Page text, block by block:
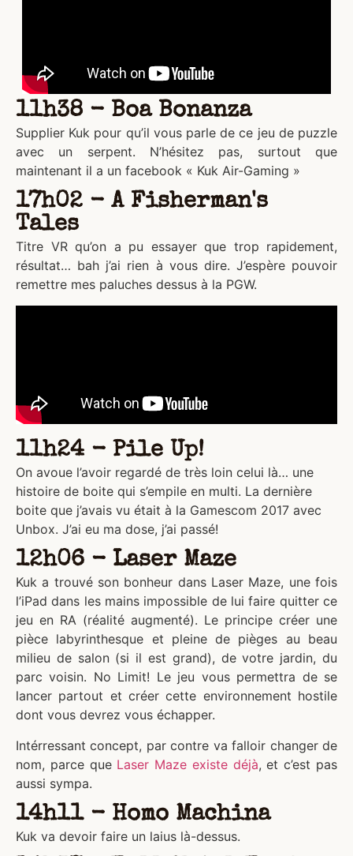
11h38 - Boa Bonanza
Supplier Kuk pour qu’il vous parle de ce jeu de puzzle
avec un serpent. N’hésitez pas, surtout que
maintenant il a un facebook « Kuk Air-Gaming »
17h02 - A Fisherman's
Tales
Titre VR qu’on a pu essayer que trop rapidement,
résultat… bah j’ai rien à vous dire. J’espère pouvoir
remettre mes paluches dessus à la PGW.
11h24 - Pile Up!
On avoue l’avoir regardé de très loin celui là… une
histoire de boite qui s’empile en multi. La dernière
boite que j’avais vu était à la Gamescom 2017 avec
Unbox. J’ai eu ma dose, j’ai passé!
12h06 - Laser Maze
Kuk a trouvé son bonheur dans Laser Maze, une fois
l’iPad dans les mains impossible de lui faire quitter ce
jeu en RA (réalité augmenté). Le principe créer une
pièce labyrinthesque et pleine de pièges au beau
milieu de salon (si il est grand), de votre jardin, du
parc voisin. No Limit! Le jeu vous permettra de se
lancer partout et créer cette environnement hostile
dont vous devrez vous échapper.
Intérressant concept, par contre va falloir changer de
nom, parce que Laser Maze existe déjà, et c’est pas
aussi sympa.
14h11 - Homo Machina
Kuk va devoir faire un laius là-dessus.